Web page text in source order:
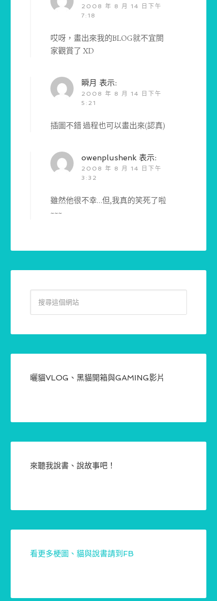
2008 年 8 月 14 日下午
7:18
哎呀，畫出來我的BLOG就不宜閤
家觀賞了 XD
瞬月 表示:
2008 年 8 月 14 日下午
5:21
插圖不錯 過程也可以畫出來(認真)
owenplushenk 表示:
2008 年 8 月 14 日下午
3:32
雖然他很不幸…但,我真的笑死了啦
~~~
曬貓VLOG、黑貓開箱與GAMING影片
來聽我說書、說故事吧！
看更多梗圖、貓與說書請到FB